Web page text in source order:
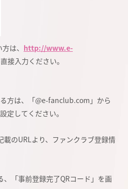
は、 http://www.e-
接入力ください。
方は、「@e-fanclub.com」から
定してください。
のURLより、ファンクラブ登録情
「事前登録完了QRコード」を画